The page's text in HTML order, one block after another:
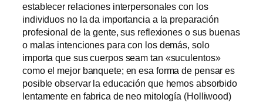
establecer relaciones interpersonales con los
individuos no la da importancia a la preparación
profesional de la gente, sus reflexiones o sus buenas
o malas intenciones para con los demás, solo
importa que sus cuerpos seam tan «suculentos»
como el mejor banquete; en esa forma de pensar es
posible observar la educación que hemos absorbido
lentamente en fabrica de neo mitología (Holliwood)